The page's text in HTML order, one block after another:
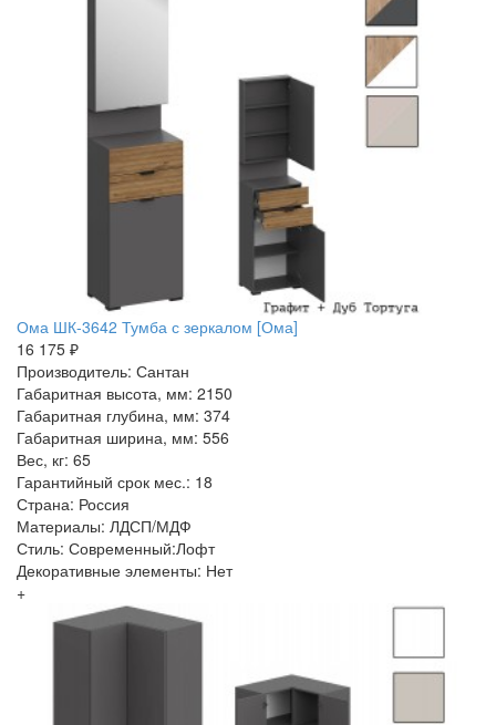
Ома ШК-3642 Тумба с зеркалом [Ома]
16 175 ₽
Производитель: Сантан
Габаритная высота, мм: 2150
Габаритная глубина, мм: 374
Габаритная ширина, мм: 556
Вес, кг: 65
Гарантийный срок мес.: 18
Страна: Россия
Материалы: ЛДСП/МДФ
Стиль: Современный:Лофт
Декоративные элементы: Нет
+